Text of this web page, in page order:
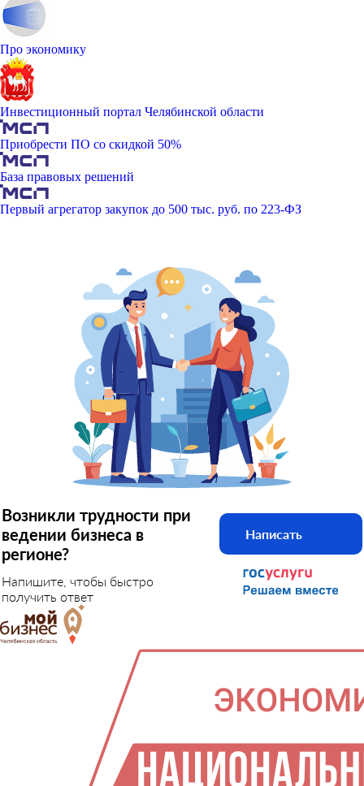
Про экономику
Инвестиционный портал Челябинской области
Приобрести ПО со скидкой 50%
База правовых решений
Первый агрегатор закупок до 500 тыс. руб. по 223-ФЗ
Возникли трудности при
ведении бизнеса в
регионе?
Напишите, чтобы быстро
получить ответ
Написать